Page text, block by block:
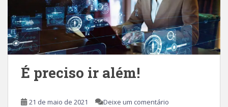
É preciso ir além!
21 de maio de 2021 Deixe um comentário